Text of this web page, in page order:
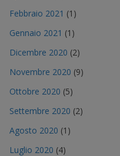
Febbraio 2021 (1)
Gennaio 2021 (1)
Dicembre 2020 (2)
Novembre 2020 (9)
Ottobre 2020 (5)
Settembre 2020 (2)
Agosto 2020 (1)
Luglio 2020 (4)